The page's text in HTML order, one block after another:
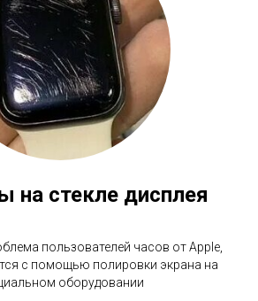
на стекле дисплея
пользователей часов от Apple,
с помощью полировки экрана на
оборудовании